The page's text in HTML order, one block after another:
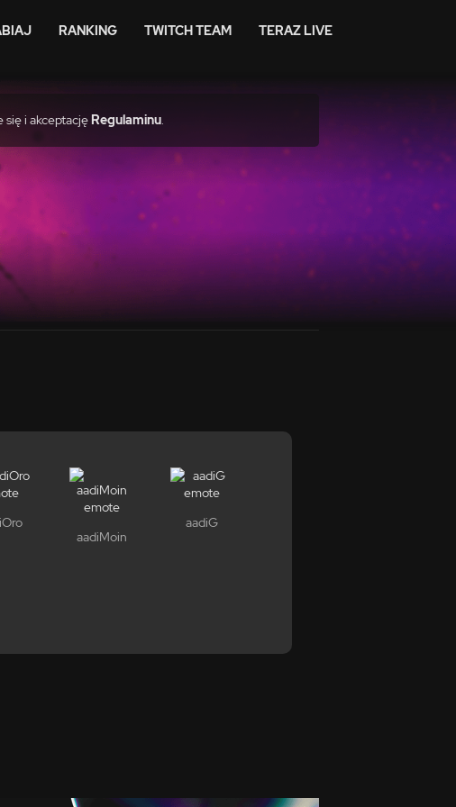
RANKING TWITCH TEAM TERAZ LIVE
się i akceptacjęRegulaminu.
aadiMoin
aadiG